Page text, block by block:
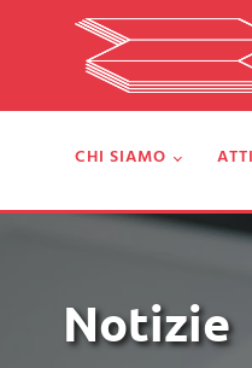
CHI SIAMO
Notizie